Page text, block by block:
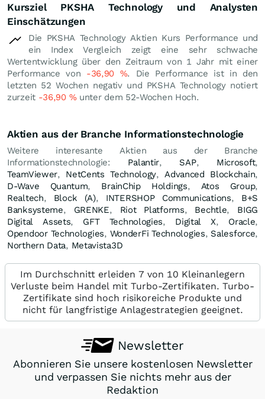
Kursziel PKSHA Technology und Analysten
Einschätzungen
Die PKSHA Technology Aktien Kurs Performance und
ein Index Vergleich zeigt eine sehr schwache
Wertentwicklung über den Zeitraum von 1 Jahr mit einer
Performance von -36,90 %. Die Performance ist in den
letzten 52 Wochen negativ und PKSHA Technology notiert
zurzeit -36,90 %unter dem 52-Wochen Hoch.
Aktien aus der Branche Informationstechnologie
Weitere interesante Aktien aus der Branche
Informationstechnologie: Palantir, SAP, Microsoft,
TeamViewer, NetCents Technology,Advanced Blockchain,
D-Wave Quantum, BrainChip Holdings, Atos Group,
Realtech, Block (A), INTERSHOP Communications, B+S
Banksysteme, GRENKE, Riot Platforms, Bechtle, BIGG
Digital Assets, GFT Technologies, Digital X, Oracle,
Opendoor Technologies, WonderFi Technologies, Salesforce,
Northern Data, Metavista3D
Im Durchschnitt erleiden 7 von 10 Kleinanlegern
Verluste beim Handel mit Turbo-Zertifikaten. Turbo-
Zertifikate sind hoch risikoreiche Produkte und
nicht für langfristige Anlagestrategien geeignet.
Newsletter
Abonnieren Sie unsere kostenlosen Newsletter
und verpassen Sie nichts mehr aus der
Redaktion